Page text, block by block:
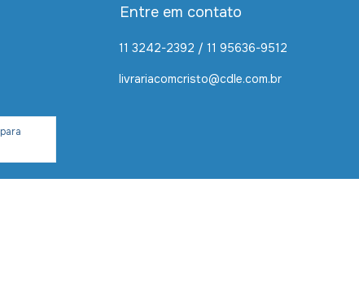
para
Entre em contato
11 3242-2392 / 11 95636-9512
livrariacomcristo@cdle.com.br